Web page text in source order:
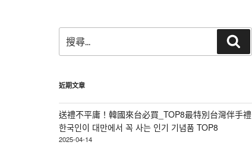
尋
關
字:
尋
近期文章
送禮不平庸！韓國來台必買_TOP8最特別台灣伴手禮
한국인이 대만에서 꼭 사는 인기 기념품 TOP8
2025-04-14